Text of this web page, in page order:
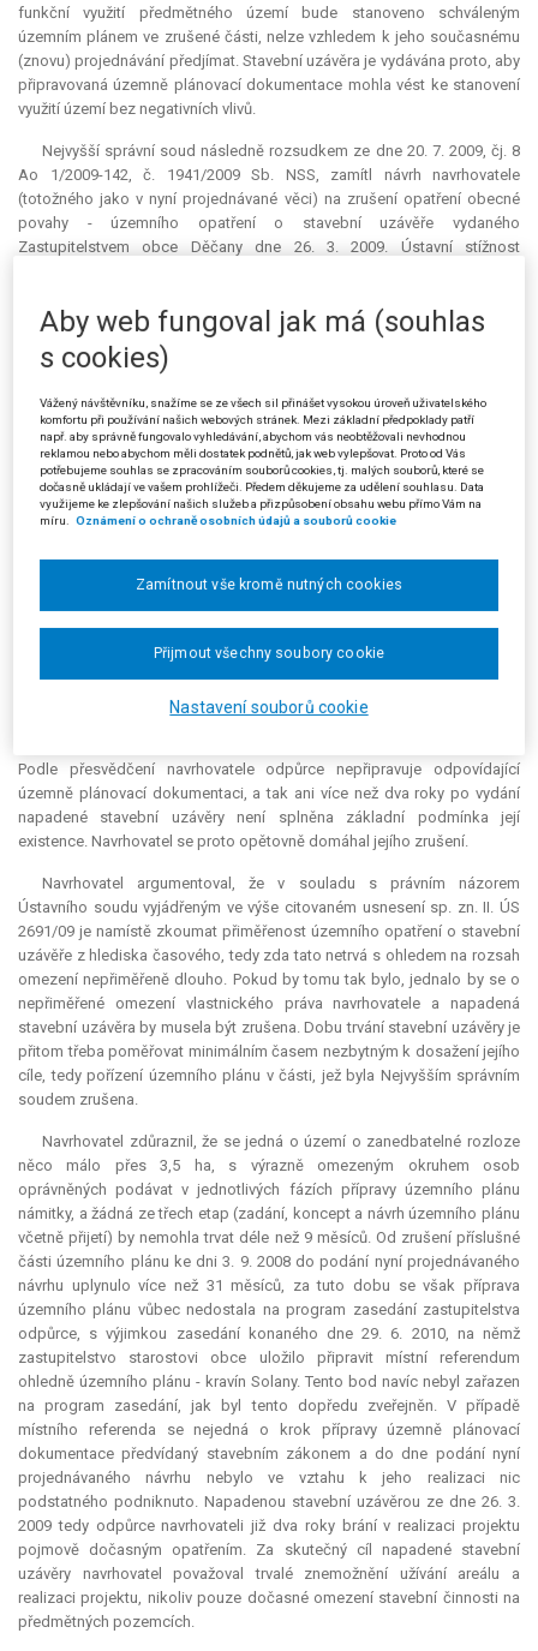
funkční využití předmětného území bude stanoveno schváleným
územním plánem ve zrušené části, nelze vzhledem k jeho současnému
(znovu) projednávání předjímat. Stavební uzávěra je vydávána proto, aby
připravovaná územně plánovací dokumentace mohla vést ke stanovení
využití území bez negativních vlivů.
Nejvyšší správní soud následně rozsudkem ze dne 20. 7. 2009, čj. 8
Ao 1/2009-142, č. 1941/2009 Sb. NSS, zamítl návrh navrhovatele
(totožného jako v nyní projednávané věci) na zrušení opatření obecné
povahy - územního opatření o stavební uzávěře vydaného
Zastupitelstvem obce Děčany dne 26. 3. 2009. Ústavní stížnost
Navrhovatel v návrhu na zrušení napadené stavební uzávěry úvodem
shrnul podstatu věci. Tou je spor o využití areálu bývalého jednotného
okres Litoměřice, který navrhovatel nabyl v září 2006 a částečně v květnu
2007 za účelem rekonstrukce a přeměny v moderní odchovnu selat a
výkrmnu prasat s navazující bioplynovou stanicí, v níž má být většina
kejdy vyprodukované při provozu využita k výrobě elektrické energie.
Odpůrce ovšem následně změnil svůj postoj a začal realizaci projektu
bránit, a to prostřednictvím změny určení využití území v nově vydaném
k chovu skotu (nikoliv však prasat, jak zamýšlel navrhovatel).
výše citovaným rozsudkem Nejvyššího správního soudu čj. 8 Ao 1/2008-
102. Odpůrce následně vydal stavební uzávěru ze dne 26. 3. 2009, kterou
vydání nového územního plánu ohledně dotčeného území. Návrh
navrhovatele na zrušení této stavební uzávěry byl zamítnut výše
Podle přesvědčení navrhovatele odpůrce nepřipravuje odpovídající
územně plánovací dokumentaci, a tak ani více než dva roky po vydání
napadené stavební uzávěry není splněna základní podmínka její
existence. Navrhovatel se proto opětovně domáhal jejího zrušení.
Navrhovatel argumentoval, že v souladu s právním názorem
Ústavního soudu vyjádřeným ve výše citovaném usnesení sp. zn. II. ÚS
2691/09 je namístě zkoumat přiměřenost územního opatření o stavební
uzávěře z hlediska časového, tedy zda tato netrvá s ohledem na rozsah
omezení nepřiměřeně dlouho. Pokud by tomu tak bylo, jednalo by se o
nepřiměřené omezení vlastnického práva navrhovatele a napadená
stavební uzávěra by musela být zrušena. Dobu trvání stavební uzávěry je
přitom třeba poměřovat minimálním časem nezbytným k dosažení jejího
cíle, tedy pořízení územního plánu v části, jež byla Nejvyšším správním
soudem zrušena.
Navrhovatel zdůraznil, že se jedná o území o zanedbatelné rozloze
něco málo přes 3,5 ha, s výrazně omezeným okruhem osob
oprávněných podávat v jednotlivých fázích přípravy územního plánu
námitky, a žádná ze třech etap (zadání, koncept a návrh územního plánu
včetně přijetí) by nemohla trvat déle než 9 měsíců. Od zrušení příslušné
části územního plánu ke dni 3. 9. 2008 do podání nyní projednávaného
návrhu uplynulo více než 31 měsíců, za tuto dobu se však příprava
územního plánu vůbec nedostala na program zasedání zastupitelstva
odpůrce, s výjimkou zasedání konaného dne 29. 6. 2010, na němž
zastupitelstvo starostovi obce uložilo připravit místní referendum
ohledně územního plánu - kravín Solany. Tento bod navíc nebyl zařazen
na program zasedání, jak byl tento dopředu zveřejněn. V případě
místního referenda se nejedná o krok přípravy územně plánovací
dokumentace předvídaný stavebním zákonem a do dne podání nyní
projednávaného návrhu nebylo ve vztahu k jeho realizaci nic
podstatného podniknuto. Napadenou stavební uzávěrou ze dne 26. 3.
2009 tedy odpůrce navrhovateli již dva roky brání v realizaci projektu
pojmově dočasným opatřením. Za skutečný cíl napadené stavební
uzávěry navrhovatel považoval trvalé znemožnění užívání areálu a
realizaci projektu, nikoliv pouze dočasné omezení stavební činnosti na
předmětných pozemcích.
Aby web fungoval jak má (souhlas
s cookies)
Vážený návštěvníku, snažíme se ze všech sil přinášet vysokou úroveň uživatelského
komfortu při používání našich webových stránek. Mezi základní předpoklady patří
např. aby správně fungovalo vyhledávání, abychom vás neobtěžovali nevhodnou
reklamou nebo abychom měli dostatek podnětů, jak web vylepšovat. Proto od Vás
potřebujeme souhlas se zpracováním souborů cookies, tj. malých souborů, které se
dočasně ukládají ve vašem prohlížeči. Předem děkujeme za udělení souhlasu. Data
využijeme ke zlepšování našich služeb a přizpůsobení obsahu webu přímo Vám na
míru.
Oznámení o ochraně osobních údajů a souborů cookie
Nastavení souborů cookie
Zamítnout vše kromě nutných cookies
Přijmout všechny soubory cookie